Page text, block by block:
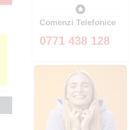
Comenzi Telefonice
0771 438 128